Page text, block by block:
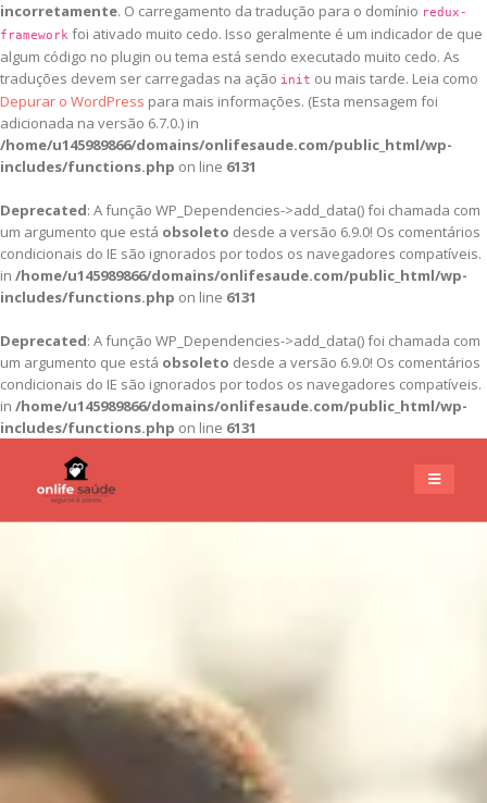
incorretamente. O carregamento da tradução para o domínio redux-
framework foi ativado muito cedo. Isso geralmente é um indicador de que
algum código no plugin ou tema está sendo executado muito cedo. As
traduções devem ser carregadas na ação init ou mais tarde. Leia como
Depurar o WordPress para mais informações. (Esta mensagem foi
adicionada na versão 6.7.0.) in
/home/u145989866/domains/onlifesaude.com/public_html/wp-
includes/functions.php on line 6131
Deprecated: A função WP_Dependencies->add_data() foi chamada com
um argumento que está obsoleto desde a versão 6.9.0! Os comentários
condicionais do IE são ignorados por todos os navegadores compatíveis.
in /home/u145989866/domains/onlifesaude.com/public_html/wp-
includes/functions.php on line 6131
Deprecated: A função WP_Dependencies->add_data() foi chamada com
um argumento que está obsoleto desde a versão 6.9.0! Os comentários
condicionais do IE são ignorados por todos os navegadores compatíveis.
in /home/u145989866/domains/onlifesaude.com/public_html/wp-
includes/functions.php on line 6131